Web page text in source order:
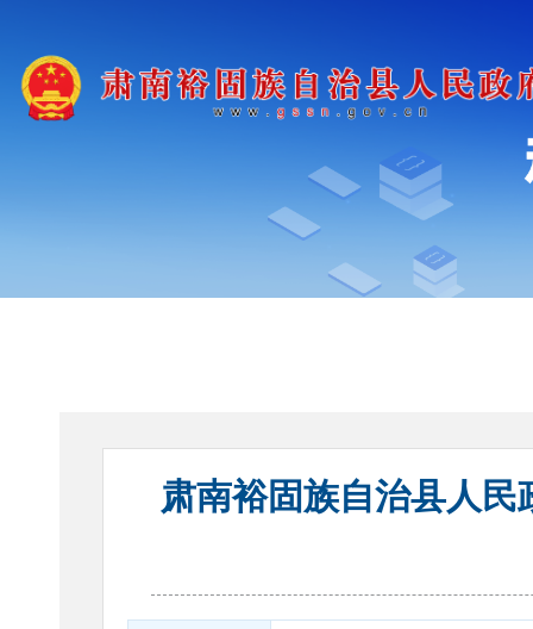
肃南裕固族自治县人